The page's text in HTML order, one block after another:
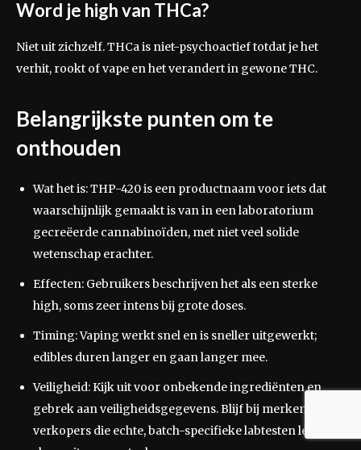
Word je high van THCa?
Niet uit zichzelf. THCa is niet-psychoactief totdat je het
verhit, rookt of vape en het verandert in gewone THC.
Belangrijkste punten om te
onthouden
Wat het is: THP-420 is een productnaam voor iets dat
waarschijnlijk gemaakt is van in een laboratorium
gecreëerde cannabinoïden, met niet veel solide
wetenschap erachter.
Effecten: Gebruikers beschrijven het als een sterke
high, soms zeer intens bij grote doses.
Timing: Vaping werkt snel en is sneller uitgewerkt;
edibles duren langer en gaan langer mee.
Veiligheid: Kijk uit voor onbekende ingrediënten en
gebrek aan veiligheidsgegevens. Blijf bij merken en
verkopers die echte, batch-specifieke labtesten leveren,